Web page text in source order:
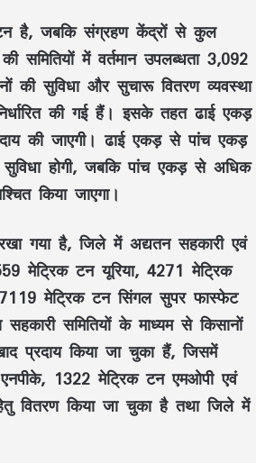
टन है, जबकि संग्रहण केंद्रों से कुल
समितियों में वर्तमान उपलब्धता 3,092
की सुविधा और सुचारू वितरण व्यवस्था
की गई हैं। इसके तहत ढाई एकड़
की जाएगी। ढाई एकड़ से पांच एकड़
होगी, जबकि पांच एकड़ से अधिक
किया जाएगा।
गया है, जिले में अद्यतन सहकारी एवं
मेट्रिक टन यूरिया, 4271 मेट्रिक
मेट्रिक टन सिंगल सुपर फास्फेट
समितियों के माध्यम से किसानों
प्रदाय किया जा चुका हैं, जिसमें
1322 मेट्रिक टन एमओपी एवं
वितरण किया जा चुका है तथा जिले में